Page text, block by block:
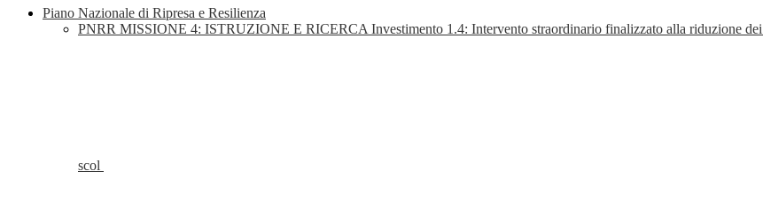
Piano Nazionale di Ripresa e Resilienza
PNRR MISSIONE 4: ISTRUZIONE E RICERCA Investimento 1.4: Intervento straordinario finalizzato alla riduzione
scol